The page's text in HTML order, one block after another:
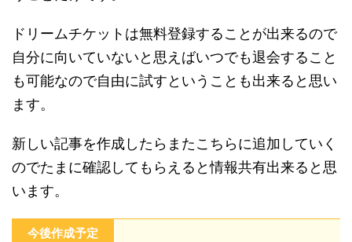
ドリームチケットは無料登録することが出来るので
自分に向いていないと思えばいつでも退会すること
も可能なので自由に試すということも出来ると思い
ます。
新しい記事を作成したらまたこちらに追加していく
のでたまに確認してもらえると情報共有出来ると思
います。
今後作成予定